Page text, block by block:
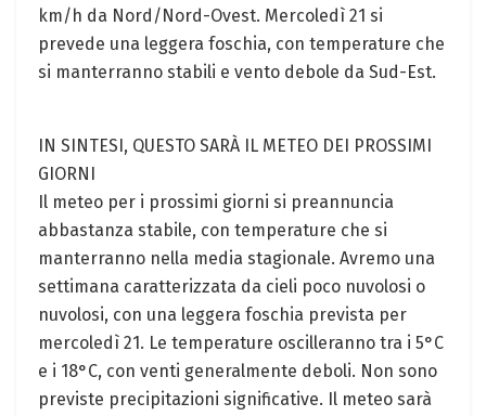
km/h da Nord/Nord-Ovest. Mercoledì 21 si
prevede una leggera foschia, con temperature che
si manterranno stabili e vento debole da Sud-Est.
IN SINTESI, QUESTO SARÀ IL METEO DEI PROSSIMI
GIORNI
Il meteo per i prossimi giorni si preannuncia
abbastanza stabile, con temperature che si
manterranno nella media stagionale. Avremo una
settimana caratterizzata da cieli poco nuvolosi o
nuvolosi, con una leggera foschia prevista per
mercoledì 21. Le temperature oscilleranno tra i 5°C
e i 18°C, con venti generalmente deboli. Non sono
previste precipitazioni significative. Il meteo sarà